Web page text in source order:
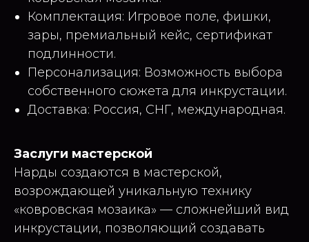
Комплектация: Игровое поле, фишки,
зары, премиальный кейс, сертификат
подлинности.
Персонализация: Возможность выбора
собственного сюжета для инкрустации.
Доставка: Россия, СНГ, международная.
Заслуги мастерской
Нарды создаются в мастерской,
возрождающей уникальную технику
«ковровская мозаика» — сложнейший вид
инкрустации, позволяющий создавать